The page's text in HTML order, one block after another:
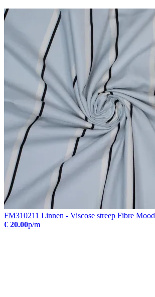
FM310211 Linnen - Viscose streep Fibre Mood
€ 20.00p/m